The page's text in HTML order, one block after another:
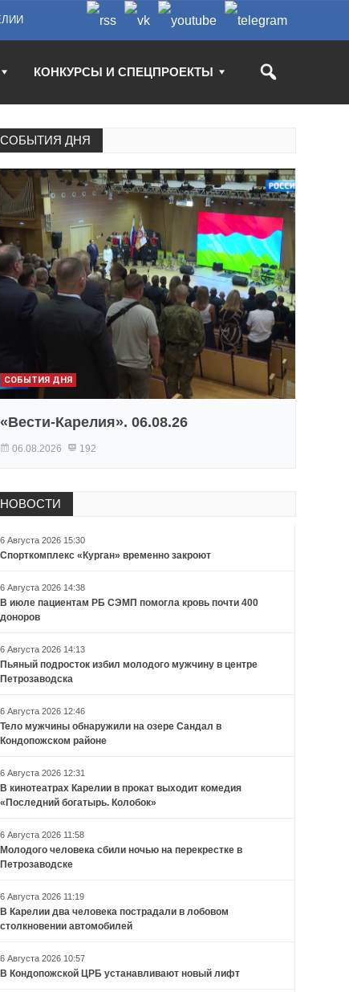
КОНКУРСЫ И СПЕЦПРОЕКТЫ
СОБЫТИЯ ДНЯ
СОБЫТИЯ ДНЯ
«Вести-Карелия». 06.08.26
06.08.2026 192
НОВОСТИ
6 Августа 2026 15:30
Спорткомплекс «Курган» временно закроют
6 Августа 2026 14:38
В июле пациентам РБ СЭМП помогла кровь почти 400
доноров
6 Августа 2026 14:13
Пьяный подросток избил молодого мужчину в центре
Петрозаводска
6 Августа 2026 12:46
Тело мужчины обнаружили на озере Сандал в
Кондопожском районе
6 Августа 2026 12:31
В кинотеатрах Карелии в прокат выходит комедия
«Последний богатырь. Колобок»
6 Августа 2026 11:58
Молодого человека сбили ночью на перекрестке в
Петрозаводске
6 Августа 2026 11:19
В Карелии два человека пострадали в лобовом
столкновении автомобилей
6 Августа 2026 10:57
В Кондопожской ЦРБ устанавливают новый лифт